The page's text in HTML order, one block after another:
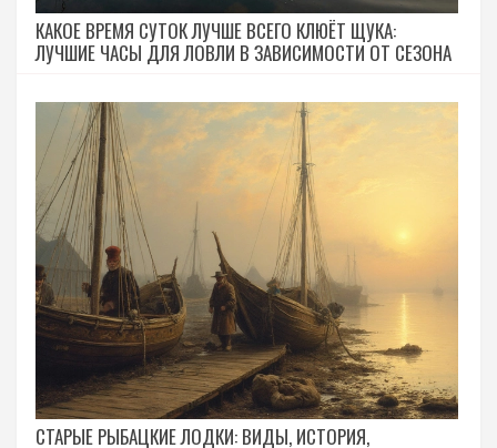
КАКОЕ ВРЕМЯ СУТОК ЛУЧШЕ ВСЕГО КЛЮЁТ ЩУКА:
ЛУЧШИЕ ЧАСЫ ДЛЯ ЛОВЛИ В ЗАВИСИМОСТИ ОТ СЕЗОНА
СТАРЫЕ РЫБАЦКИЕ ЛОДКИ: ВИДЫ, ИСТОРИЯ,